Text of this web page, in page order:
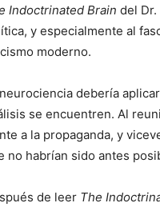
Indoctrinated Brain del
y especialmente al
moderno.
debería
se encuentren. Al
a la propaganda, y
no habrían sido antes
de leer The